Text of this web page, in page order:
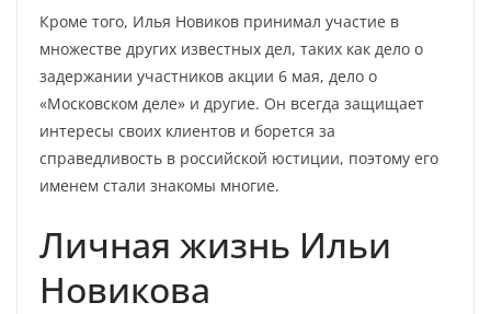
Кроме того, Илья Новиков принимал участие в
множестве других известных дел, таких как дело о
задержании участников акции 6 мая, дело о
«Московском деле» и другие. Он всегда защищает
интересы своих клиентов и борется за
справедливость в российской юстиции, поэтому его
именем стали знакомы многие.
Личная жизнь Ильи
Новикова